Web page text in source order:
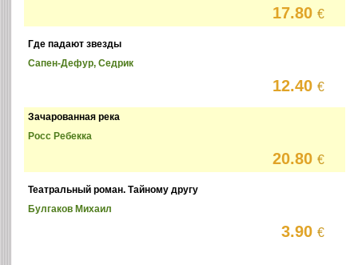
17.80€
Где падают звезды
Сапен-Дефур, Седрик
12.40€
Зачарованная река
Росс Ребекка
20.80€
Театральный роман. Тайному другу
Булгаков Михаил
3.90€